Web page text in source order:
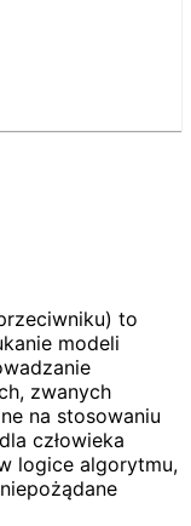
to
modeli
zwanych
na stosowaniu
człowieka
logice algorytmu,